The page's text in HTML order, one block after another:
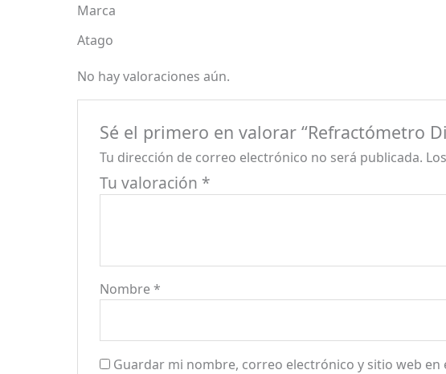
Marca
Atago
No hay valoraciones aún.
Sé el primero en valorar “Refractómetro
Tu dirección de correo electrónico no será publicada.
Tu valoración *
Nombre*
Guardar mi nombre, correo electrónico y sitio web